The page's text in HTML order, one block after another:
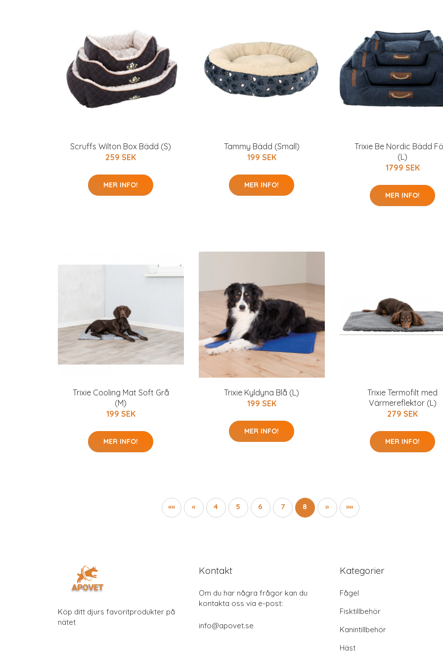
Scruffs Wilton Box Bädd (S)
259 SEK
MER INFO!
Tammy Bädd (Small)
199 SEK
MER INFO!
Trixie Be Nordic Bädd
(L)
1799 SEK
MER INFO!
Trixie Cooling Mat Soft Grå
(M)
199 SEK
MER INFO!
Trixie Kyldyna Blå (L)
199 SEK
MER INFO!
Trixie Termofilt med
Värmereflektor (L)
279 SEK
MER INFO!
«« « 4 5 6 7 8 » »»
Köp ditt djurs favoritprodukter på
nätet
Kontakt
Om du har några frågor kan du
kontakta oss via e-post:
info@apovet.se
Kategorier
Fågel
Fisktillbehör
Kanintillbehör
Häst